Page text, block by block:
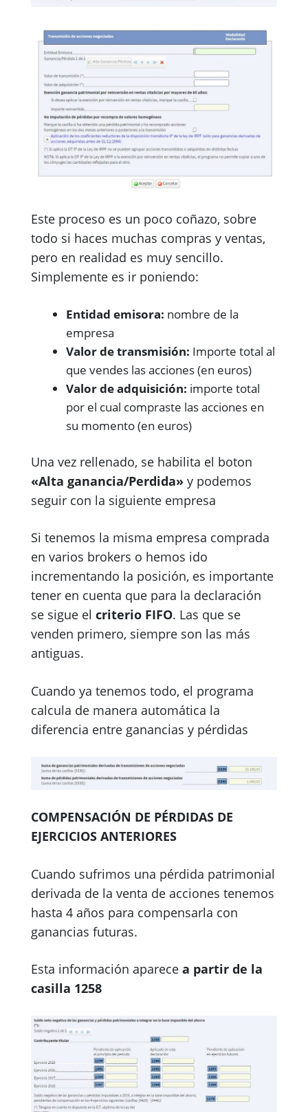
Este proceso es un poco coñazo, sobre
todo si haces muchas compras y ventas,
pero en realidad es muy sencillo.
Simplemente es ir poniendo:
Entidad emisora: nombre de la
empresa
Valor de transmisión: Importe total al
que vendes las acciones (en euros)
Valor de adquisición: importe total
por el cual compraste las acciones en
su momento (en euros)
Una vez rellenado, se habilita el boton
«Alta ganancia/Perdida» y podemos
seguir con la siguiente empresa
Si tenemos la misma empresa comprada
en varios brokers o hemos ido
incrementando la posición, es importante
tener en cuenta que para la declaración
se sigue el criterio FIFO. Las que se
venden primero, siempre son las más
antiguas.
Cuando ya tenemos todo, el programa
calcula de manera automática la
diferencia entre ganancias y pérdidas
COMPENSACIÓN DE PÉRDIDAS DE
EJERCICIOS ANTERIORES
Cuando sufrimos una pérdida patrimonial
derivada de la venta de acciones tenemos
hasta 4 años para compensarla con
ganancias futuras.
Esta información aparece a partir de la
casilla 1258